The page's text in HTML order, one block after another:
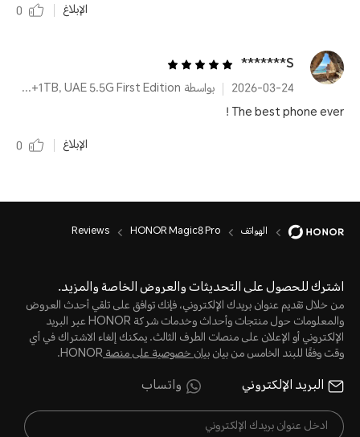
الإبلاغ
0
S*******
2026-03-24
بواسطة HONOR Magic8 Pro Dual SIM Black 16GB+1TB, UAE 5.5G First Edition
The best phone ever !
الإبلاغ
0
الهواتف HONOR Magic8 Pro
Reviews
اشترك للحصول على التحديثات والعروض الخاصة والمزيد.
من خلال تقديم عنوان بريدك الإلكتروني، فإنك توافق على تلقي أحدث العروض
والمعلومات حول منتجات وأحداث وخدمات شركة HONOR عبر البريد
الإلكتروني أو الإعلان على منصات الطرف الثالث. يمكنك إلغاء الاشتراك في أي
وقت وفقًا للبند الخامس من بيانبيان خصوصية على منصةHONOR.
البريد الإلكتروني واتساب